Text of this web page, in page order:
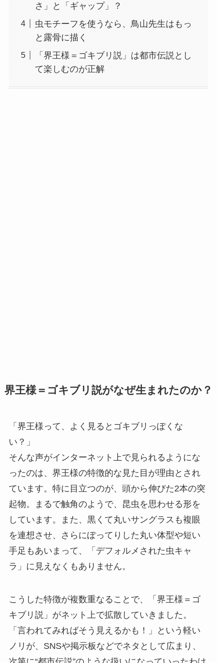
さ」と「ギャップ」？
虫モチーフを使うなら、鳥山先生はもっ
と露骨に描く
「界王様＝ゴキブリ説」は都市伝説とし
て楽しむのが正解
界王様＝ゴキブリ説がなぜ生まれたのか？
「界王様って、よく見るとゴキブリっぽくな
い？」
そんな声がインターネット上で見られるようにな
ったのは、界王様の特徴的な見た目が理由とされ
ています。特に目立つのが、頭から伸びた2本の突
起物。まるで触角のようで、昆虫を思わせる形を
しています。また、黒くて丸いサングラスも複眼
を連想させ、さらにぽってりした丸い体型や短い
手足もあいまって、「デフォルメされた虫キャ
ラ」に見えなくもありません。
こうした特徴が複数重なることで、「界王様＝ゴ
キブリ説」がネット上で拡散していきました。
「言われてみればそう見えるかも！」という軽い
ノリが、SNSや掲示板などでネタとして広まり、